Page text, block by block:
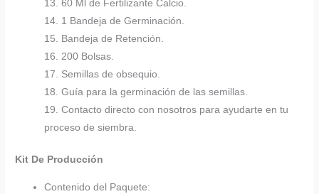
13. 60 Ml de Fertilizante Calcio.
14. 1 Bandeja de Germinación.
15. Bandeja de Retención.
16. 200 Bolsas.
17. Semillas de obsequio.
18. Guía para la germinación de las semillas.
19. Contacto directo con nosotros para ayudarte en tu
proceso de siembra.
Kit De Producción
Contenido del Paquete: